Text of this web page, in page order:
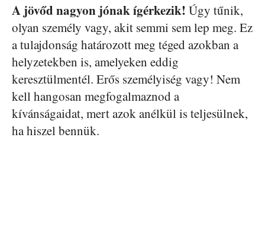
A jövőd nagyon jónak ígérkezik! Úgy tűnik,
olyan személy vagy, akit semmi sem lep meg. Ez
a tulajdonság határozott meg téged azokban a
helyzetekben is, amelyeken eddig
keresztülmentél. Erős személyiség vagy! Nem
kell hangosan megfogalmaznod a
kívánságaidat, mert azok anélkül is teljesülnek,
ha hiszel bennük.